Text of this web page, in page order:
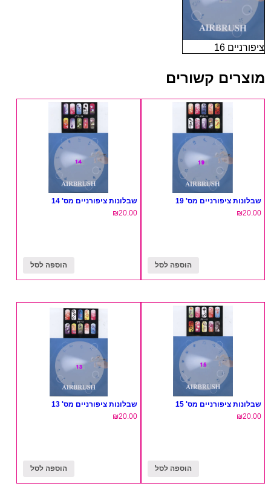
ציפורניים 16
מוצרים קשורים
שבלונות ציפורניים מס' 19
₪20.00
הוספה לסל
שבלונות ציפורניים מס' 14
₪20.00
הוספה לסל
שבלונות ציפורניים מס' 15
₪20.00
הוספה לסל
שבלונות ציפורניים מס' 13
₪20.00
הוספה לסל